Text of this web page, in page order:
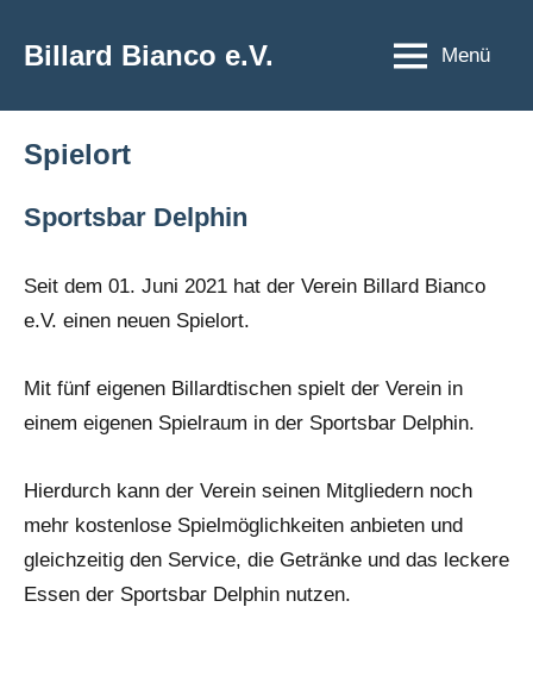
InhaltBillard Bianco e.V. Menü
Spielort
Sportsbar Delphin
Seit dem 01. Juni 2021 hat der Verein Billard Bianco
e.V. einen neuen Spielort.
Mit fünf eigenen Billardtischen spielt der Verein in
einem eigenen Spielraum in der Sportsbar Delphin.
Hierdurch kann der Verein seinen Mitgliedern noch
mehr kostenlose Spielmöglichkeiten anbieten und
gleichzeitig den Service, die Getränke und das leckere
Essen der Sportsbar Delphin nutzen.